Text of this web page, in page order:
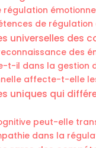
de
universelles des
des
t-il dans la gestion
affecte-t-elle
uniques qui
peut-elle
dans la